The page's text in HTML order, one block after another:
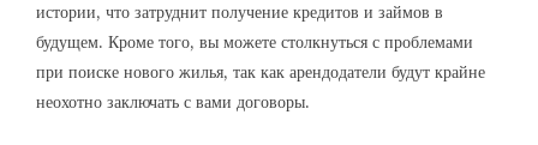
истории, что затруднит получение кредитов и займов в
будущем. Кроме того, вы можете столкнуться с проблемами
при поиске нового жилья, так как арендодатели будут крайне
неохотно заключать с вами договоры.